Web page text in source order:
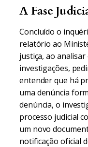
A Fase
Concluído o
relatório ao
justiça, ao
investigações,
entender que há
uma denúncia
denúncia, o
processo judicial
um novo
notificação oficial